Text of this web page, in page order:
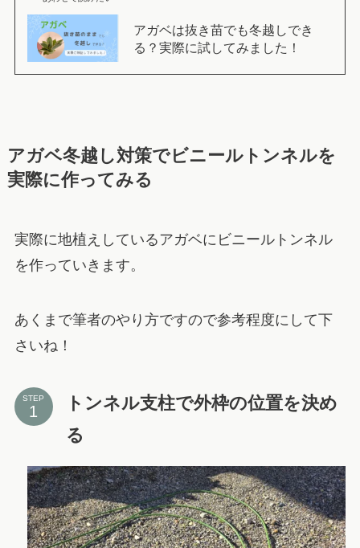
アガベは抜き苗でも冬越しでき
る？実際に試してみました！
アガベ冬越し対策でビニールトンネルを
実際に作ってみる
実際に地植えしているアガベにビニールトンネル
を作っていきます。
あくまで筆者のやり方ですので参考程度にして下
さいね！
STEP
トンネル支柱で外枠の位置を決め
る